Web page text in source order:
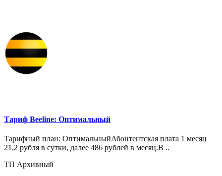
Тариф Beeline: Оптимальный
Тарифный план: ОптимальныйАбонтентская плата 1 месяц
21,2 рубля в сутки, далее 486 рублей в месяц.В ..
ТП Архивный